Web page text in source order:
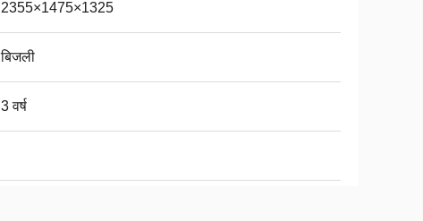
2355×1475×1325
बिजली
3 वर्ष